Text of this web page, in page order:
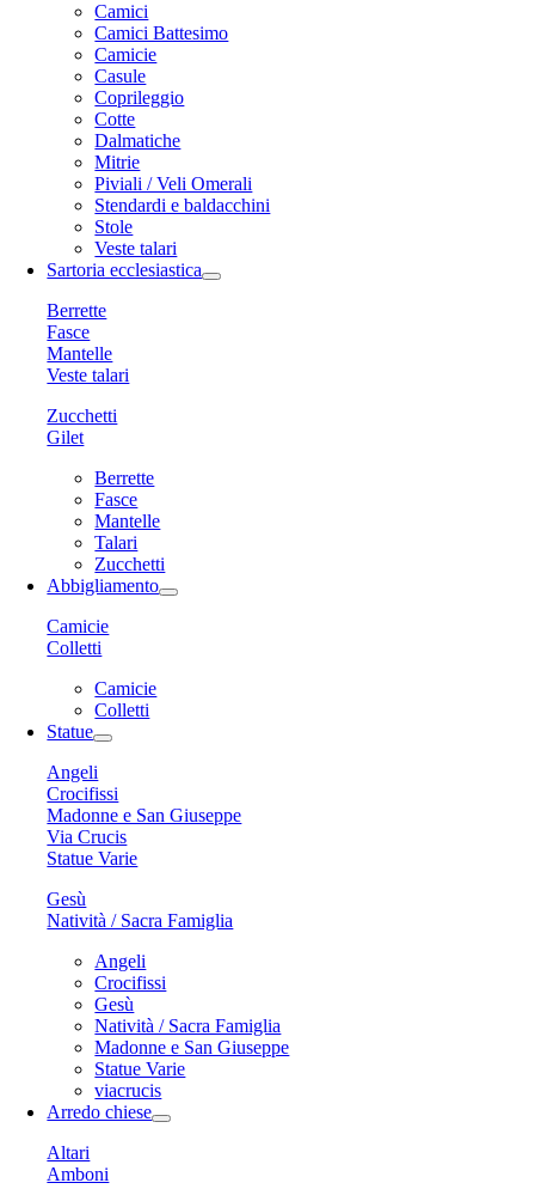
Camici
Camici Battesimo
Camicie
Casule
Coprileggio
Cotte
Dalmatiche
Mitrie
Piviali / Veli Omerali
Stendardi e baldacchini
Stole
Veste talari
Sartoria ecclesiastica
Berrette
Fasce
Mantelle
Veste talari
Zucchetti
Gilet
Berrette
Fasce
Mantelle
Talari
Zucchetti
Abbigliamento
Camicie
Colletti
Camicie
Colletti
Statue
Angeli
Crocifissi
Madonne e San Giuseppe
Via Crucis
Statue Varie
Gesù
Natività / Sacra Famiglia
Angeli
Crocifissi
Gesù
Natività / Sacra Famiglia
Madonne e San Giuseppe
Statue Varie
viacrucis
Arredo chiese
Altari
Amboni